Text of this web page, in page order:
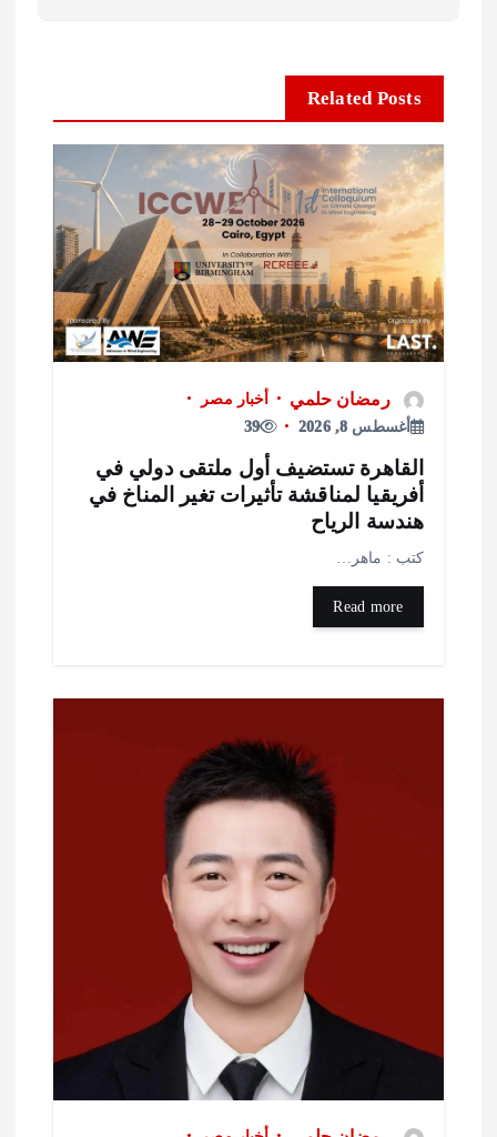
Related Posts
رمضان حلمي
أخبار مصر
39
تستضيف أول ملتقى دولي في
لمناقشة تأثيرات تغير المناخ في
الرياح
: ماهر…